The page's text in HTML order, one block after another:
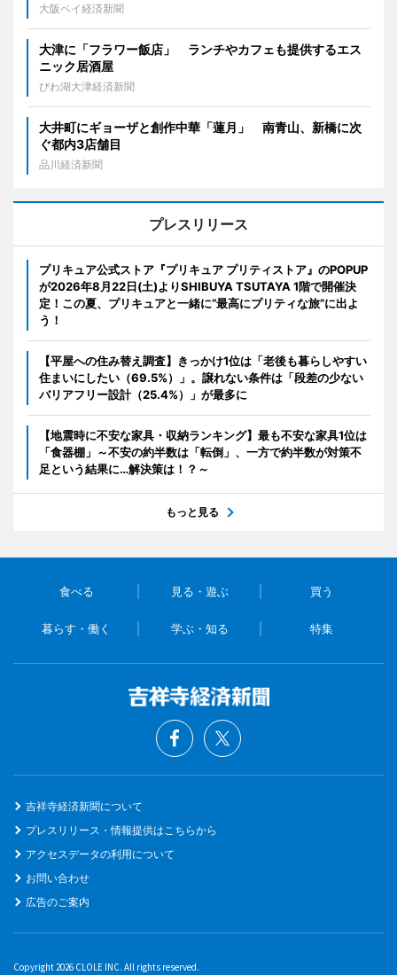
大阪ベイ経済新聞
大津に「フラワー飯店」 ランチやカフェも提供するエス
ニック居酒屋
びわ湖大津経済新聞
大井町にギョーザと創作中華「蓮月」 南青山、新橋に次
ぐ都内3店舗目
品川経済新聞
プレスリリース
プリキュア公式ストア『プリキュア プリティストア』のPOPUP
が2026年8月22日(土)よりSHIBUYA TSUTAYA 1階で開催決
定！この夏、プリキュアと一緒に“最高にプリティな旅”に出よ
う！
【平屋への住み替え調査】きっかけ1位は「老後も暮らしやすい
住まいにしたい（69.5%）」。譲れない条件は「段差の少ない
バリアフリー設計（25.4%）」が最多に
【地震時に不安な家具・収納ランキング】最も不安な家具1位は
「食器棚」～不安の約半数は「転倒」、一方で約半数が対策不
足という結果に…解決策は！？～
もっと見る
食べる 見る・遊ぶ 買う
暮らす・働く 学ぶ・知る 特集
吉祥寺経済新聞について
プレスリリース・情報提供はこちらから
アクセスデータの利用について
お問い合わせ
広告のご案内
Copyright 2026 CLOLE INC. All rights reserved.